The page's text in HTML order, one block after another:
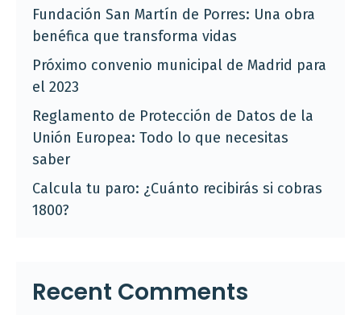
Fundación San Martín de Porres: Una obra
benéfica que transforma vidas
Próximo convenio municipal de Madrid para
el 2023
Reglamento de Protección de Datos de la
Unión Europea: Todo lo que necesitas
saber
Calcula tu paro: ¿Cuánto recibirás si cobras
1800?
Recent Comments